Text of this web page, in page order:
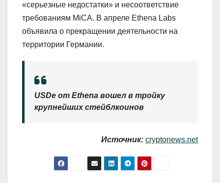
«серьезные недостатки» и несоответствие
требованиям MiCA. В апреле Ethena Labs
объявила о прекращении деятельности на
территории Германии.
USDe от Ethena вошел в тройку
крупнейших стейблкоинов
Источник: cryptonews.net